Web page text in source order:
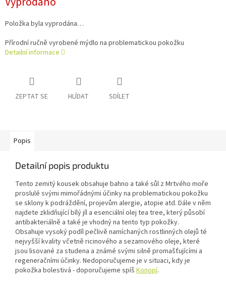
cena:
Položka byla vyprodána…
Přírodní ručně vyrobené mýdlo na problematickou pokožku
Detailní informace
ZEPTAT SE HLÍDAT SDÍLET
Popis
Detailní popis produktu
Tento zemitý kousek obsahuje bahno a také sůl z Mrtvého moře
proslulé svými mimořádnými účinky na problematickou pokožku
se sklony k podráždění, projevům alergie, atopie atd. Dále v něm
najdete zklidňující bílý jíl a esenciální olej tea tree, který působí
antibakteriálně a také je vhodný na tento typ pokožky.
Obsahuje vysoký podíl pečlivě namíchaných rostlinných olejů té
nejvyšší kvality včetně ricinového a sezamového oleje, které
jsou lisované za studena a známé svými silně promašťujícími a
regeneračními účinky. Nedoporučujeme je v situaci, kdy je
pokožka bolestivá - doporučujeme spíš Konopí.